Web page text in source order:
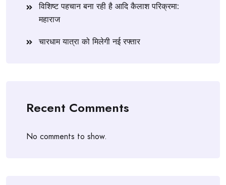
विशिष्ट पहचान बना रही है आदि कैलाश परिक्रमा:
महाराज
चारधाम यात्रा को मिलेगी नई रफ्तार
Recent Comments
No comments to show.